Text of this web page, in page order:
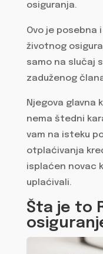
osiguranja.
Ovo je posebna
životnog
samo na slučaj
zaduženog
Njegova glavna
nema štedni
vam na isteku
otplaćivanja
isplaćen novac
uplaćivali.
Šta je to